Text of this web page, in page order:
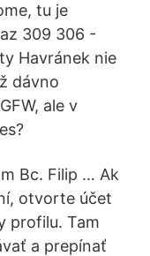
tu je
309 306 -
Havránek nie
dávno
ale v
Bc. Filip … Ak
otvorte účet
profilu. Tam
a prepínať